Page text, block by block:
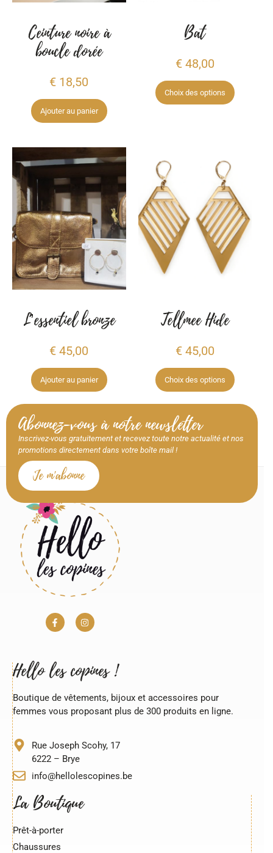
Ceinture noire à
boucle dorée
€ 18,50
Ajouter au panier
Bat
€48,00
Choix des options
L’essentiel bronze
€ 45,00
Ajouter au panier
Tellmee Hide
€45,00
Choix des options
Abonnez-vous à notre newsletter
Inscrivez-vous gratuitement et recevez toute notre actualité et nos
promotions directement dans votre boîte mail !
Je m'abonne
Hello les copines !
Boutique de vêtements, bijoux et accessoires pour
femmes vous proposant plus de 300 produits en ligne.
Rue Joseph Scohy, 17
6222 – Brye
info@hellolescopines.be
La Boutique
Prêt-à-porter
Chaussures